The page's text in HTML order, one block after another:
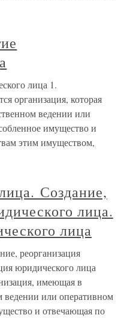
лица 1.
организация, которая
ведении или
имущество и
этим имуществом,
Создание,
лица.
лица
реорганизация
юридического лица
имеющая в
ведении или оперативном
и отвечающая по